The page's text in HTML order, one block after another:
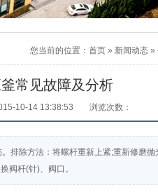
您当前的位置： 首页 » 新闻动态 »
常见故障及分析
10-14 13:38:53 浏览次数：
排除方法：将螺杆重新上紧;重新修磨抛
阀杆(针)、阀口。